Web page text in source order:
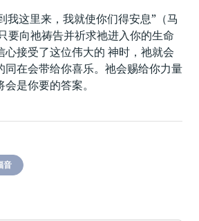
这里来，我就使你们得安息”（马
要向祂祷告并祈求祂进入你的生命
心接受了这位伟大的 神时，祂就会
同在会带给你喜乐。祂会赐给你力量
是你要的答案。
音